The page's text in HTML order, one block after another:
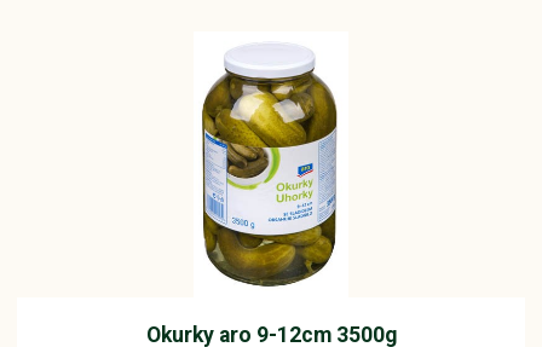
Okurky aro 9-12cm 3500g